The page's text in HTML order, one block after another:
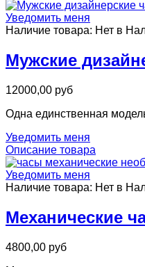
Уведомить меня
Наличие товара: Нет в
Мужские
12000,00 руб
Одна единственная
Уведомить меня
Описание товара
Уведомить меня
Наличие товара: Нет в
Механические
4800,00 руб